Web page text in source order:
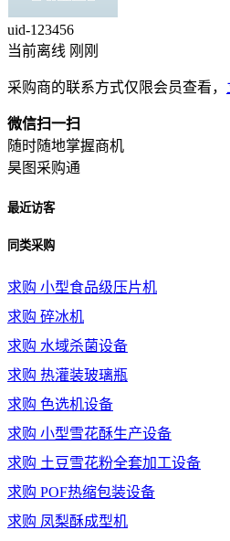
uid-123456
当前离线 刚刚
采购商的联系方式仅限会员查看，
微信扫一扫
随时随地掌握商机
昊图采购通
最近访客
同类采购
求购 小型食品级压片机
求购 碎冰机
求购 水域杀菌设备
求购 热灌装玻璃瓶
求购 色选机设备
求购 小型雪花酥生产设备
求购 土豆雪花粉全套加工设备
求购 POF热缩包装设备
求购 凤梨酥成型机